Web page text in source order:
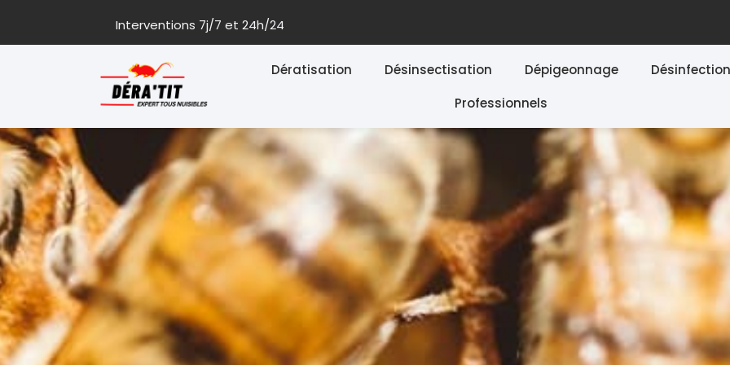
Interventions 7j/7 et 24h/24
Dératisation Désinsectisation Dépigeonnage
Désinfection
Professionnels